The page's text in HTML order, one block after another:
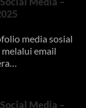
media sosial
email
Media –